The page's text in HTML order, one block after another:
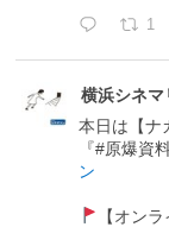
1
横浜シネマ
本日は【ナ
『#原爆資
ン
【オン